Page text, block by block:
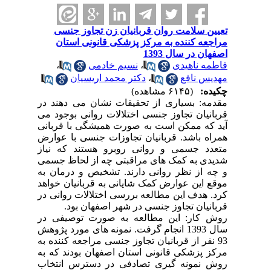
تعیین سلامت روان قربانیان زن تجاوز جنسی
مراجعه کننده به مرکز پزشکی قانونی استان
اصفهان در سال 1393
فاطمه ناهیدی
،نسیم خادمی
،
مهدیس نافع
،دکتر محمد اریسیان
چکیده:
مقدمه: بسیاری از تحقیقات نشان می دهند در
قربانیان تجاوز جنسی اختلالات روانی بوجود می
آید که ممکن است به صورت همیشگی با قربانی
همراه باشد. قربانیان تجاوزات جنسی با عوارض
متعدد جسمی و روانی روبرو هستند که نیاز
شدیدی به کمک های مراقبتی چه از لحاظ جسمی
و چه از نظر روانی دارند. تشخیص و درمان به
موقع این عوارض کمک شایانی به قربانیان خواهد
کرد. هدف این مطالعه بررسی اختلالات روانی در
قربانیان تجاوز جنسی در شهر اصفهان بود.
روش کار: این مطالعه به صورت توصیفی در
سال 1393 انجام گرفت. نمونه های مورد پژوهش
93 نفر از قربانیان تجاوز جنسی مراجعه کننده به
مرکز پزشکی قانونی استان اصفهان بودند که به
روش نمونه گیری تصادفی در دسترس انتخاب